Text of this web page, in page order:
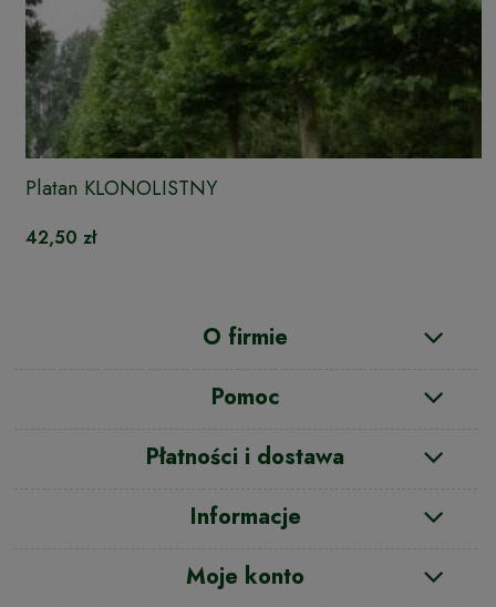
Platan KLONOLISTNY
42,50 zł
O firmie
Pomoc
Płatności i dostawa
Informacje
Moje konto